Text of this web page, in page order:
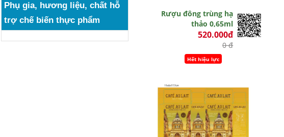
Phụ gia, hương liệu, chất hỗ
trợ chế biến thực phẩm
Rượu đông trùng hạ
thảo 0,65ml
520.000đ
0 đ
Hết hiệu lực